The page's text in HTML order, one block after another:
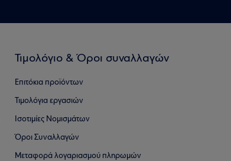
Τιμολόγιο & Όροι συναλλαγών
Επιτόκια προϊόντων
Τιμολόγια εργασιών
Ισοτιμίες Νομισμάτων
Όροι Συναλλαγών
Μεταφορά λογαριασμού πληρωμών